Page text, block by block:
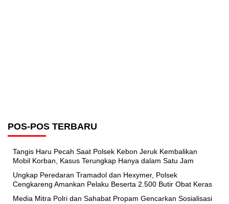
POS-POS TERBARU
Tangis Haru Pecah Saat Polsek Kebon Jeruk Kembalikan
Mobil Korban, Kasus Terungkap Hanya dalam Satu Jam
Ungkap Peredaran Tramadol dan Hexymer, Polsek
Cengkareng Amankan Pelaku Beserta 2.500 Butir Obat Keras
Media Mitra Polri dan Sahabat Propam Gencarkan Sosialisasi